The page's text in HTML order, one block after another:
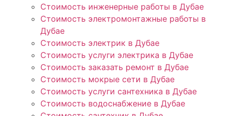
Стоимость инженерные работы в Дубае
Стоимость электромонтажные работы в
Дубае
Стоимость электрик в Дубае
Стоимость услуги электрика в Дубае
Стоимость заказать ремонт в Дубае
Стоимость мокрые сети в Дубае
Стоимость услуги сантехника в Дубае
Стоимость водоснабжение в Дубае